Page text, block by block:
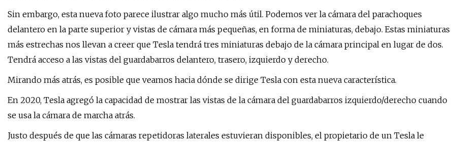
Sin embargo, esta nueva foto parece ilustrar algo mucho más útil. Podemos ver la cámara del parachoques
delantero en la parte superior y vistas de cámara más pequeñas, en forma de miniaturas, debajo. Estas miniaturas
más estrechas nos llevan a creer que Tesla tendrá tres miniaturas debajo de la cámara principal en lugar de dos.
Tendrá acceso a las vistas del guardabarros delantero, trasero, izquierdo y derecho.
Mirando más atrás, es posible que veamos hacia dónde se dirige Tesla con esta nueva característica.
En 2020, Tesla agregó la capacidad de mostrar las vistas de la cámara del guardabarros izquierdo/derecho cuando
se usa la cámara de marcha atrás.
Justo después de que las cámaras repetidoras laterales estuvieran disponibles, el propietario de un Tesla le